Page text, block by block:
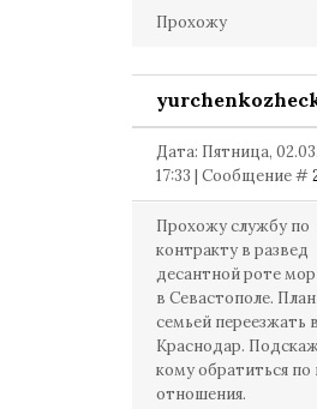
Прохожу
Дата: Пятница,
17:33 | Сообщение #
Прохожу службу по
контракту в развед
десантной роте
в Севастополе.
семьей переезжать в
Краснодар.
кому обратиться по
отношения.